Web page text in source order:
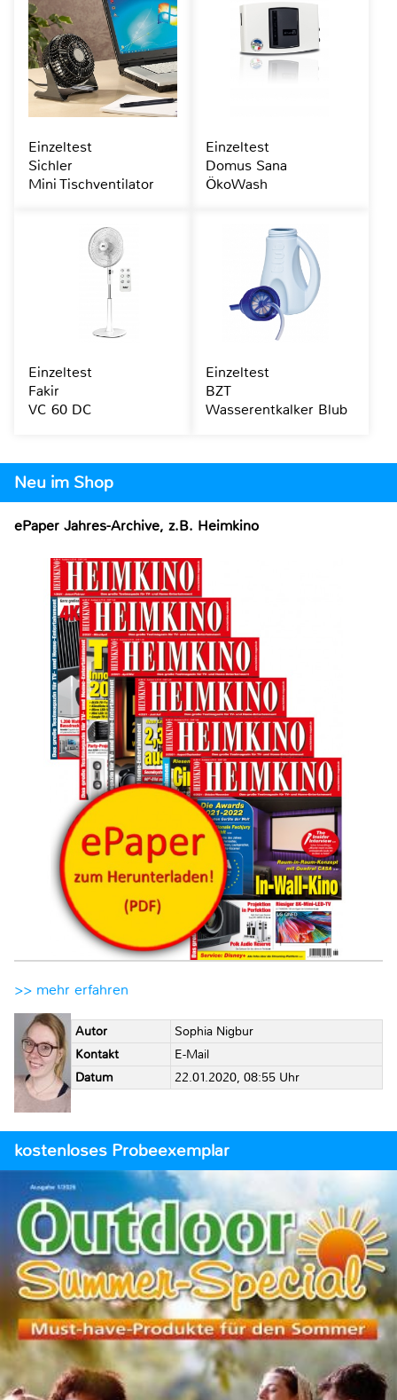
Neu im Shop
ePaper Jahres-Archive, z.B. Heimkino
>> mehr erfahren
Autor
Sophia Nigbur
Kontakt
E-Mail
Datum
22.01.2020, 08:55 Uhr
kostenloses Probeexemplar
Einzeltest
Sichler
Mini Tischventilator
Einzeltest
Domus Sana
ÖkoWash
Einzeltest
Fakir
VC 60 DC
Einzeltest
BZT
Wasserentkalker Blub